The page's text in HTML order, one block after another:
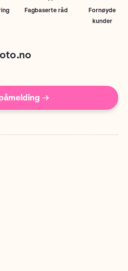
Fagbaserte råd
Fornøyde
kunder
→